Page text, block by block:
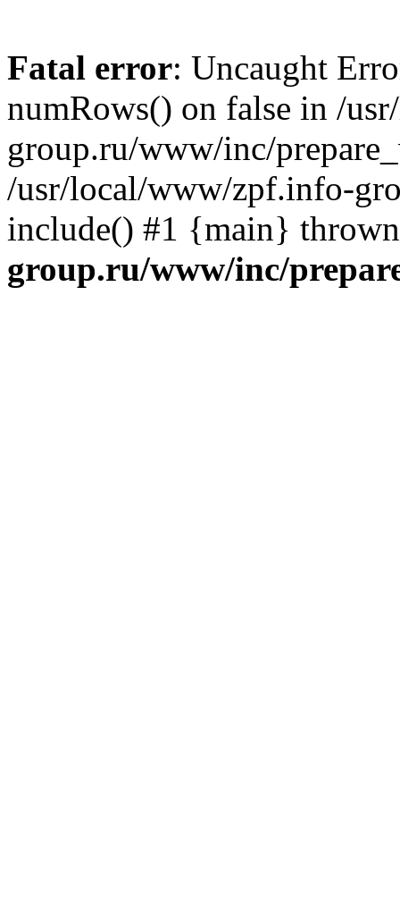
Fatal error: Uncaught
numRows() on false in /
group.ru/www/inc/
/usr/local/www/zpf.info-
include() #1 {main}
group.ru/www/inc/